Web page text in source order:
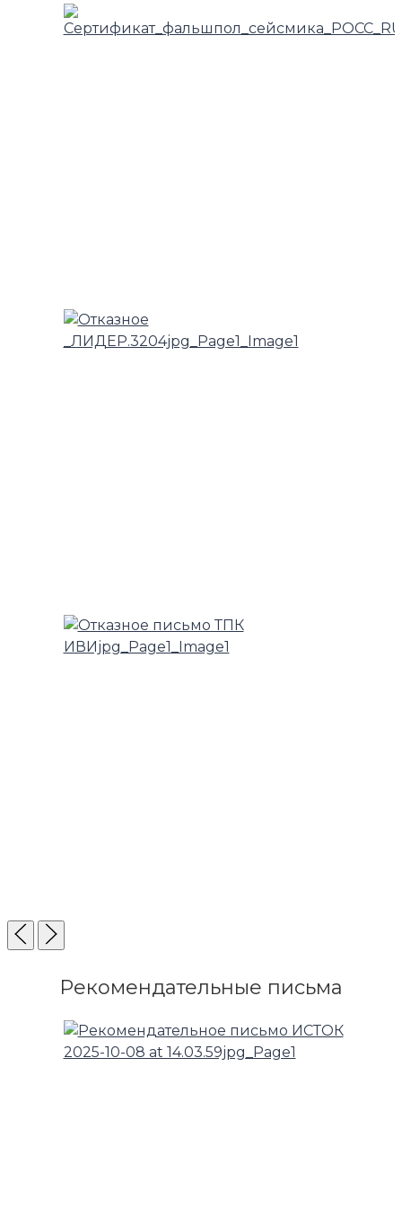
Рекомендательные письма